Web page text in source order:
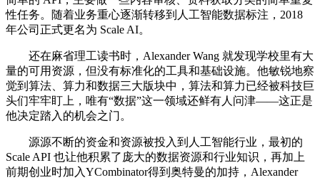
性任务。随着业务重心逐渐转移到人工智能数据标注，2018
年公司正式更名为 Scale AI。
还在麻省理工读书时，Alexander Wang 就发现学校里有大
量的可用资源，但没有标准化的工具和基础设施。他敏锐地察
觉到算法、算力和数据三大版块中，算法和算力已经被科技巨
头们牢牢盯上，唯有“数据”这一领域还鲜有人问津——这正是
他决定踏入的机会之门。
源源不断的资金和资源被投入到人工智能行业，最初的
Scale API 也让他积累了庞大的数据资源和行业知识，再加上
前期创业时加入YCombinator得到奥特曼的加持，Alexander